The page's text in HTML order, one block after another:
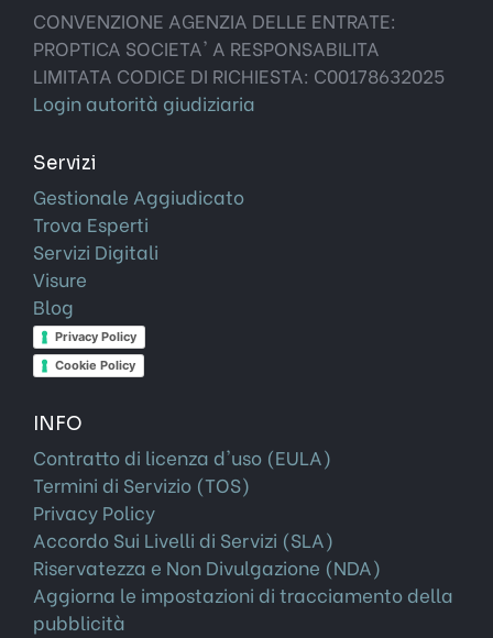
CONVENZIONE AGENZIA DELLE ENTRATE:
PROPTICA SOCIETA' A RESPONSABILITA
LIMITATA CODICE DI RICHIESTA: C00178632025
Login autorità giudiziaria
Servizi
Gestionale Aggiudicato
Trova Esperti
Servizi Digitali
Visure
Blog
Privacy Policy
Cookie Policy
INFO
Contratto di licenza d'uso (EULA)
Termini di Servizio (TOS)
Privacy Policy
Accordo Sui Livelli di Servizi (SLA)
Riservatezza e Non Divulgazione (NDA)
Aggiorna le impostazioni di tracciamento della
pubblicità